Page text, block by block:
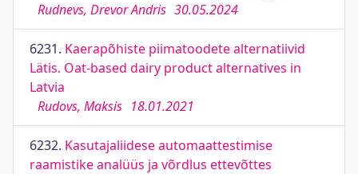
Rudnevs, Drevor Andris 30.05.2024
6231. Kaerapõhiste piimatoodete alternatiivid
Lätis. Oat-based dairy product alternatives in
Latvia
Rudovs, Maksis 18.01.2021
6232. Kasutajaliidese automaattestimise
raamistike analüüs ja võrdlus ettevõttes